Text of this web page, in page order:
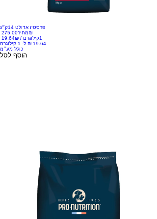
פרסטיז אדולט 14ק״ג
מחיר‏275.00 ‏₪
‏19.64 ‏₪ /
1קילוגרם
כולל מע״מ
הוסף לסל